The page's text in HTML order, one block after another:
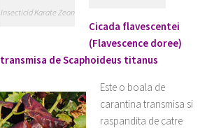
Insecticid Karate Zeon
Cicada flavescentei
(Flavescence doree)
transmisa de Scaphoideus titanus
Este o boala de
carantina transmisa si
raspandita de catre